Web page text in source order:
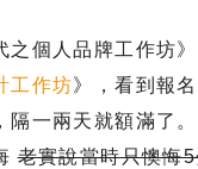
之個人品牌工作坊
工作坊》，看到報
隔一兩天就額滿了
老實說當時只懊悔